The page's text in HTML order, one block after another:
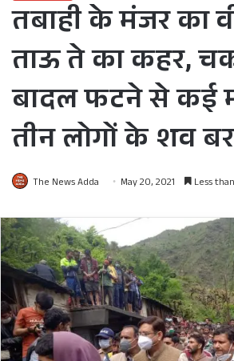
तबाही के मंजर का
ताऊ ते का कहर,
बादल फटने से कई
तीन लोगों के शव
The News Adda May 20, 2021 Less